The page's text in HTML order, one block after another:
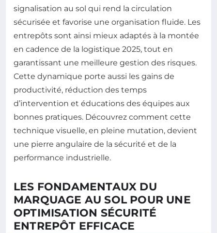
signalisation au sol qui rend la circulation
sécurisée et favorise une organisation fluide. Les
entrepôts sont ainsi mieux adaptés à la montée
en cadence de la logistique 2025, tout en
garantissant une meilleure gestion des risques.
Cette dynamique porte aussi les gains de
productivité, réduction des temps
d’intervention et éducations des équipes aux
bonnes pratiques. Découvrez comment cette
technique visuelle, en pleine mutation, devient
une pierre angulaire de la sécurité et de la
performance industrielle.
LES FONDAMENTAUX DU
MARQUAGE AU SOL POUR UNE
OPTIMISATION SÉCURITÉ
ENTREPÔT EFFICACE